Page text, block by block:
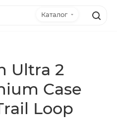
Каталог
Ultra 2
Case
Loop